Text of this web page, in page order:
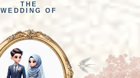
THE
WEDDING OF